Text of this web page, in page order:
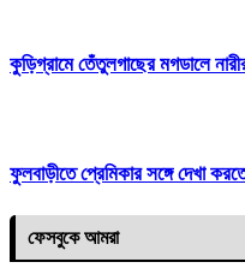
কুড়িগ্রামে তেঁতুলগাছের মগডালে
ফুলবাড়ীতে প্রেমিকার সঙ্গে দেখা
ফেসবুকে আমরা